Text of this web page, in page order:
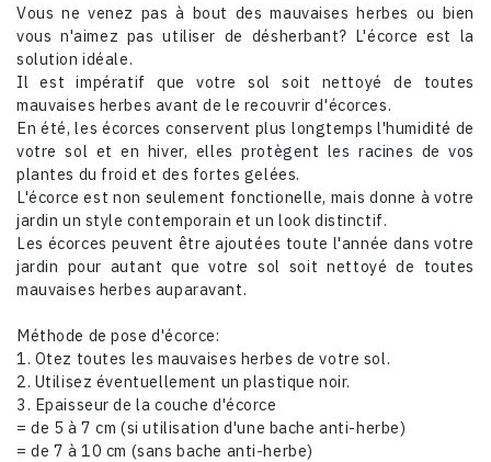
Vous ne venez pas à bout des mauvaises herbes ou bien
vous n'aimez pas utiliser de désherbant? L'écorce est la
solution idéale.
Il est impératif que votre sol soit nettoyé de toutes
mauvaises herbes avant de le recouvrir d'écorces.
En été, les écorces conservent plus longtemps l'humidité de
votre sol et en hiver, elles protègent les racines de vos
plantes du froid et des fortes gelées.
L'écorce est non seulement fonctionelle, mais donne à votre
jardin un style contemporain et un look distinctif.
Les écorces peuvent être ajoutées toute l'année dans votre
jardin pour autant que votre sol soit nettoyé de toutes
mauvaises herbes auparavant.
Méthode de pose d'écorce:
1. Otez toutes les mauvaises herbes de votre sol.
2. Utilisez éventuellement un plastique noir.
3. Epaisseur de la couche d'écorce
= de 5 à 7 cm (si utilisation d'une bache anti-herbe)
= de 7 à 10 cm (sans bache anti-herbe)